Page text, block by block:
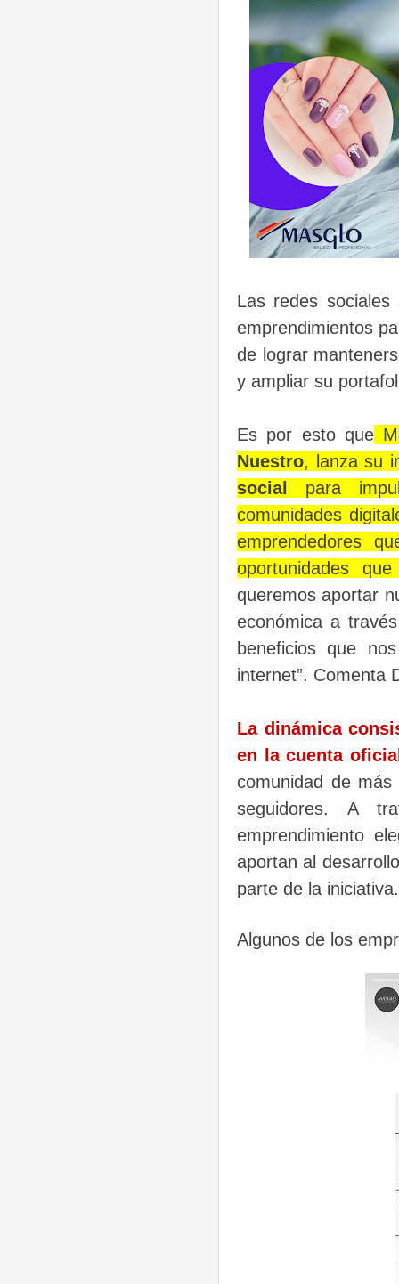
Las redes
emprendimientos
de lograr
y ampliar su
Es por esto que
Nuestro, lanza su
social para
comunidades
emprendedores
oportunidades
queremos aportar
económica a
beneficios que
internet”. Comenta
La dinámica
en la cuenta
comunidad de
seguidores. A
emprendimiento
aportan al
parte de la iniciativa.
Algunos de los